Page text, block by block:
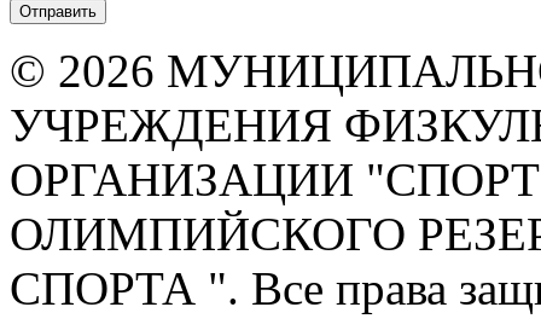
© 2026
УЧРЕЖДЕНИЯ
ОРГАНИЗАЦИИ
ОЛИМПИЙСКОГО
СПОРТА ". Все права